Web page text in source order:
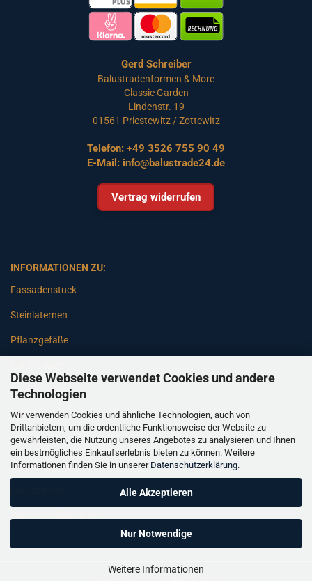
Diese Webseite verwendet Cookies und andere
Technologien
Wir verwenden Cookies und ähnliche Technologien, auch von
Drittanbietern, um die ordentliche Funktionsweise der Website zu
gewährleisten, die Nutzung unseres Angebotes zu analysieren und Ihnen
ein bestmögliches Einkaufserlebnis bieten zu können. Weitere
Informationen finden Sie in unserer Datenschutzerklärung.
Alle Akzeptieren
Nur Notwendige
Weitere Informationen
Gerd Schreiber
Balustradenformen & More
Classic Garden
Lindenstr. 19
01561 Priestewitz / Zottewitz
Telefon: +49 3526 755 90 49
E-Mail: info@balustrade24.de
Vertrag widerrufen
INFORMATIONEN ZU:
Fassadenstuck
Steinlaternen
Pflanzgefäße
Gartenbänke
Pfeiler
Gartenbrunnen
Gartenfiguren